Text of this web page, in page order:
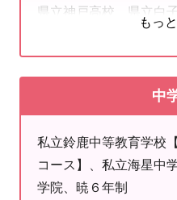
◎教室からのお知らせ
８月９日（日）～８月１６
夏季休暇のためお休みと
県立神戸高校、県立白
海星高校、私立鈴鹿高
日市メリノール学院な
もっ
中
私立鈴鹿中等教育学校
コース】、私立海星中
学院、暁６年制